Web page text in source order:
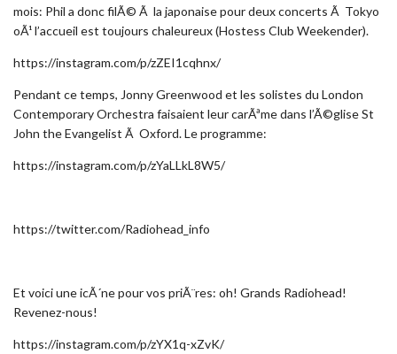
mois: Phil a donc filÃ© Ã la japonaise pour deux concerts Ã Tokyo
oÃ¹ l’accueil est toujours chaleureux (Hostess Club Weekender).
https://instagram.com/p/zZEI1cqhnx/
Pendant ce temps, Jonny Greenwood et les solistes du London
Contemporary Orchestra faisaient leur carÃªme dans l’Ã©glise St
John the Evangelist Ã Oxford. Le programme:
https://instagram.com/p/zYaLLkL8W5/
https://twitter.com/Radiohead_info
Et voici une icÃ´ne pour vos priÃ¨res: oh! Grands Radiohead!
Revenez-nous!
https://instagram.com/p/zYX1q-xZvK/